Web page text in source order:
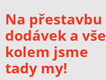
Na přestavbu
dodávek a vše
kolem jsme
tady my!